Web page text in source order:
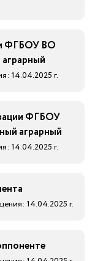
ФГБОУ ВО
14.04.2025 г.
ФГБОУ
аграрный
14.04.2025 г.
14.04.2025 г.